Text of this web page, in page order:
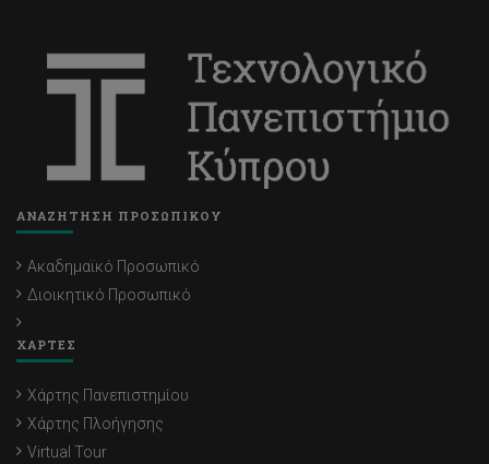
ΑΝΑΖΗΤΗΣΗ ΠΡΟΣΩΠΙΚΟΥ
Ακαδημαϊκό Προσωπικό
Διοικητικό Προσωπικό
ΧΑΡΤΕΣ
Χάρτης Πανεπιστημίου
Χάρτης Πλοήγησης
Virtual Tour